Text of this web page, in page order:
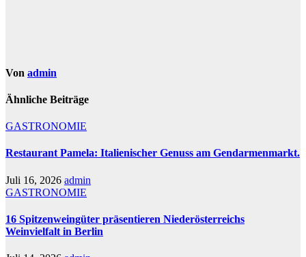
Von admin
Ähnliche Beiträge
GASTRONOMIE
Restaurant Pamela: Italienischer Genuss am Gendarmenmarkt.
Juli 16, 2026 admin
GASTRONOMIE
16 Spitzenweingüter präsentieren Niederösterreichs
Weinvielfalt in Berlin